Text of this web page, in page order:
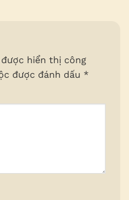
hiển thị công
được đánh dấu *